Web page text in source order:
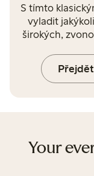
S tímto
vyladit
širokých,
Your